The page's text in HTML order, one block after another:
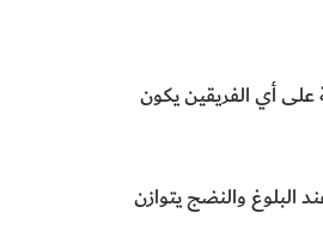
على أي الفريقين يكون
البلوغ والنضج يتوازن